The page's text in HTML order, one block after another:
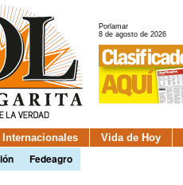
Porlamar
8 de agosto de 2026
Internacionales Vida de Hoy
Fedeagro